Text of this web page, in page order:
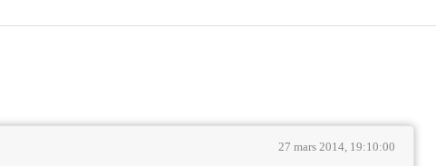
27 mars 2014, 19:10:00